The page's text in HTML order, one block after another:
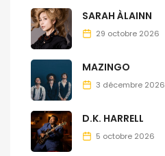
SARAH ÀLAINN
29 octobre 2026
MAZINGO
3 décembre 2026
D.K. HARRELL
5 octobre 2026